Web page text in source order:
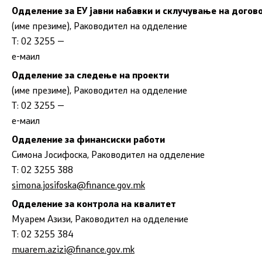
Одделение за ЕУ јавни набавки и склучување на
(име презиме), Раководител на одделение
Т: 02 3255 —
е-маил
Одделение за следење на проекти
(име презиме), Раководител на одделение
Т: 02 3255 —
е-маил
Одделение за финансиски работи
Симона Јосифоска, Раководител на одделение
Т: 02 3255 388
simona.josifoska@finance.gov.mk
Одделение за контрола на квалитет
Муарем Азизи, Раководител на одделение
Т: 02 3255 384
muarem.azizi@finance.gov.mk